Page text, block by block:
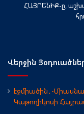
ՀԱՅՐԵՆԻՔ-ը,
Վերջին
էջմիածին․-
Կաթողիկոսի